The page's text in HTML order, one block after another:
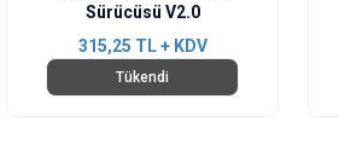
Sürücüsü V2.0
315,25 TL + KDV
Tükendi